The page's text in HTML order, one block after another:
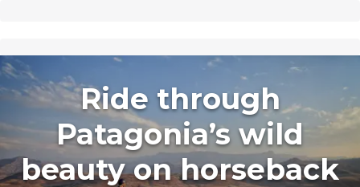
Ride through
Patagonia’s wild
beauty on horseback